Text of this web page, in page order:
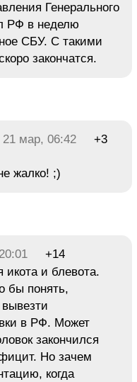
Генерального
РФ в неделю
СБУ. С такими
закончатся.
21 мар, 06:42 +3
жалко! ;)
+14
икота и блевота.
бы понять,
в РФ. Может
закончился
Но зачем
когда